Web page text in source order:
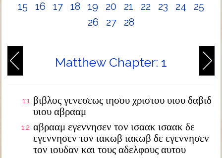
15
16 17 18 19 20 21 22 23 24
25
26
27 28
Matthew Chapter: 1
1:1 βιβλος γενεσεως ιησου χριστου υιου δαβιδ
υιου αβρααμ
1:2 αβρααμ εγεννησεν τον ισαακ ισαακ δε
εγεννησεν τον ιακωβ ιακωβ δε εγεννησεν
τον ιουδαν και τους αδελφους αυτου